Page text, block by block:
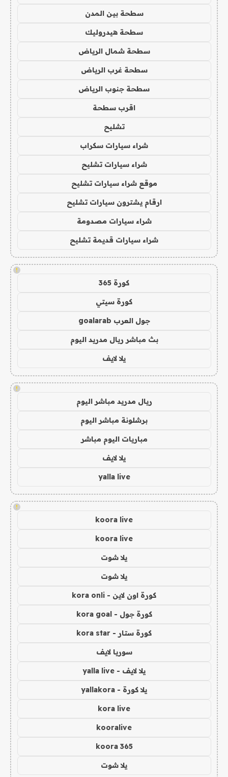
سطحة بين المدن
سطحة هيدروليك
سطحة شمال الرياض
سطحة غرب الرياض
سطحة جنوب الرياض
اقرب سطحة
تشليح
شراء سيارات سكراب
شراء سيارات تشليح
موقع شراء سيارات تشليح
ارقام يشترون سيارات تشليح
شراء سيارات مصدومة
شراء سيارات قديمة تشليح
!
كورة 365
كورة سيتي
جول العرب goalarab
بث مباشر ريال مدريد اليوم
يلا لايف
!
ريال مدريد مباشر اليوم
برشلونة مباشر اليوم
مباريات اليوم مباشر
يلا لايف
yalla live
!
koora live
koora live
يلا شوت
يلا شوت
كورة اون لاين - kora onli
كورة جول - kora goal
كورة ستار - kora star
سوريا لايف
يلا لايف - yalla live
يلا كورة - yallakora
kora live
kooralive
koora 365
يلا شوت